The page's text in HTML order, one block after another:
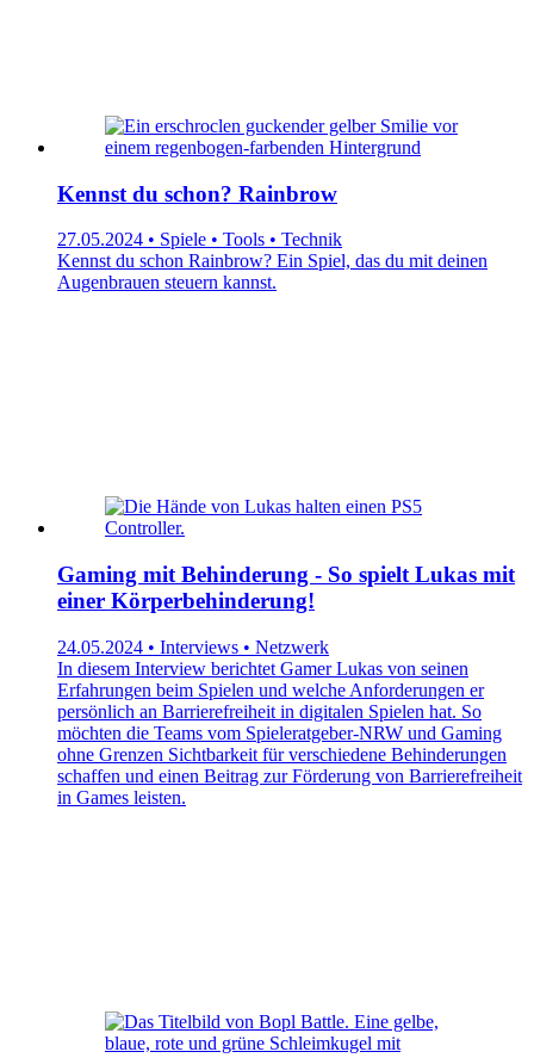
Kennst du schon? Rainbrow
27.05.2024 • Spiele • Tools • Technik
Kennst du schon Rainbrow? Ein Spiel, das du mit deinen
Augenbrauen steuern kannst.
Gaming mit Behinderung - So spielt Lukas mit
einer Körperbehinderung!
24.05.2024 • Interviews • Netzwerk
In diesem Interview berichtet Gamer Lukas von seinen
Erfahrungen beim Spielen und welche Anforderungen er
persönlich an Barrierefreiheit in digitalen Spielen hat. So
möchten die Teams vom Spieleratgeber-NRW und Gaming
ohne Grenzen Sichtbarkeit für verschiedene Behinderungen
schaffen und einen Beitrag zur Förderung von Barrierefreiheit
in Games leisten.